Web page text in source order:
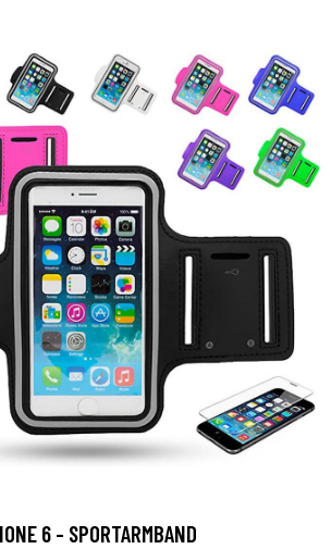
6 - SPORTARMBAND